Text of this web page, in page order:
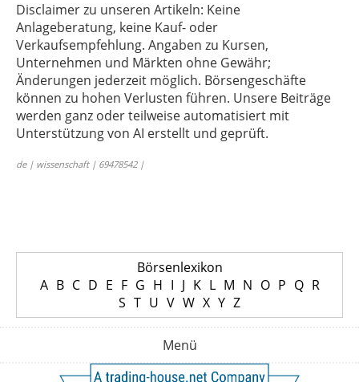
Disclaimer zu unseren Artikeln: Keine
Anlageberatung, keine Kauf- oder
Verkaufsempfehlung. Angaben zu Kursen,
Unternehmen und Märkten ohne Gewähr;
Änderungen jederzeit möglich. Börsengeschäfte
können zu hohen Verlusten führen. Unsere Beiträge
werden ganz oder teilweise automatisiert mit
Unterstützung von AI erstellt und geprüft.
de | wissenschaft | 69478542 |
Börsenlexikon
A B C D E F G H I J K L M N O P Q R
S T U V W X Y Z
Menü